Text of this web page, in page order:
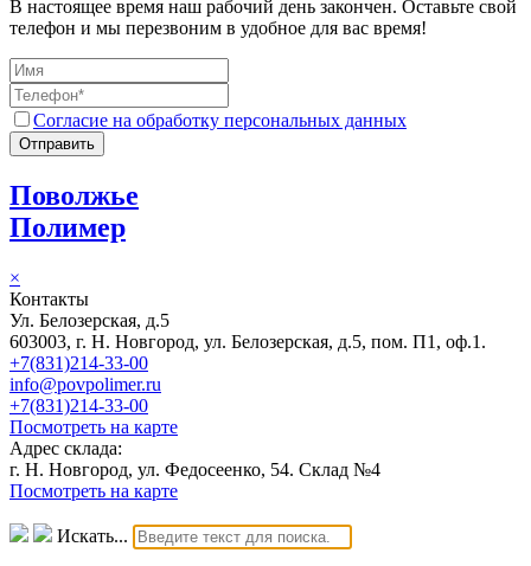
В настоящее время наш рабочий день закончен. Оставьте свой
телефон и мы перезвоним в удобное для вас время!
Согласие на обработку персональных данных
Отправить
Поволжье
Полимер
×
Контакты
Ул. Белозерская, д.5
603003, г. Н. Новгород, ул. Белозерская, д.5, пом. П1, оф.1.
+7(831)214-33-00
info@povpolimer.ru
+7(831)214-33-00
Посмотреть на карте
Адрес склада:
г. Н. Новгород, ул. Федосеенко, 54. Склад №4
Посмотреть на карте
Искать...